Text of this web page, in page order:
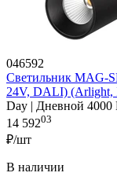
046592
Светильник MAG-
24V, DALI) (Arlight,
Day | Дневной 4000
14 59203
₽/шт
В наличии